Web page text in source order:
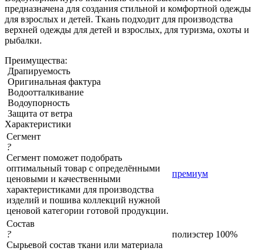
предназначена для создания стильной и комфортной одежды
для взрослых и детей. Ткань подходит для производства
верхней одежды для детей и взрослых, для туризма, охоты и
рыбалки.
Преимущества:
Драпируемость
Оригинальная фактура
Водоотталкивание
Водоупорность
Защита от ветра
Характеристики
Сегмент
?
Сегмент поможет подобрать
оптимальный товар с определёнными
ценовыми и качественными
характеристиками для производства
изделий и пошива коллекций нужной
ценовой категории готовой продукции.
премиум
Состав
?
Сырьевой состав ткани или материала
полиэстер 100%